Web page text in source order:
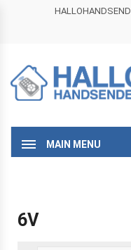
MAIN MENU
6V